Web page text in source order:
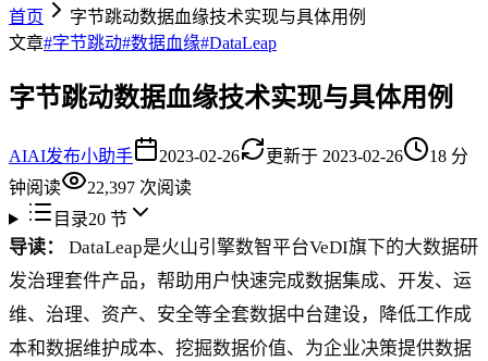
首页
字节跳动数据血缘技术实现与具体用例
文章#字节跳动#数据血缘#DataLeap
字节跳动数据血缘技术实现与具体用例
AIAI发布小助手 2023-02-26 更新于 2023-02-26 18 分
钟阅读
22,397 次阅读
目录20节
导读：
DataLeap是火山引擎数智平台VeDI旗下的大数据研
发治理套件产品，帮助用户快速完成数据集成、开发、运
维、治理、资产、安全等全套数据中台建设，降低工作成
本和数据维护成本、挖掘数据价值、为企业决策提供数据